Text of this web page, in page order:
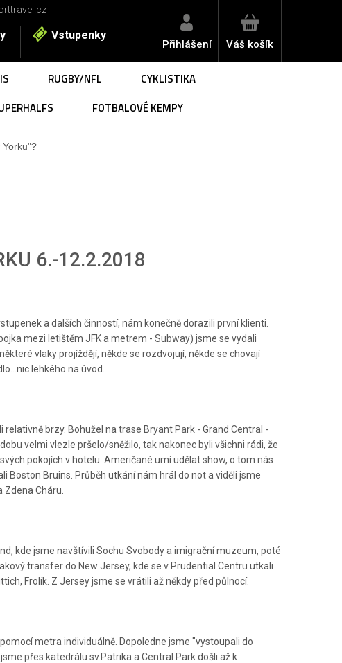
Vstupenky
Přihlášení Váš košík
RUGBY/NFL
CYKLISTIKA
FOTBALOVÉ KEMPY
6.-12.2.2018
a dalších činností, nám konečně dorazili první klienti.
mezi letištěm JFK a metrem - Subway) jsme se vydali
vlaky projíždějí, někde se rozdvojují, někde se chovají
lehkého na úvod.
brzy. Bohužel na trase Bryant Park - Grand Central -
velmi vlezle pršelo/sněžilo, tak nakonec byli všichni rádi, že
pokojích v hotelu. Američané umí udělat show, o tom nás
Boston Bruins. Průběh utkání nám hrál do not a viděli jsme
Cháru.
kde jsme navštívili Sochu Svobody a imigrační muzeum, poté
transfer do New Jersey, kde se v Prudential Centru utkali
Frolík. Z Jersey jsme se vrátili až někdy před půlnocí.
metra individuálně. Dopoledne jsme "vystoupali do
přes katedrálu sv.Patrika a Central Park došli až k